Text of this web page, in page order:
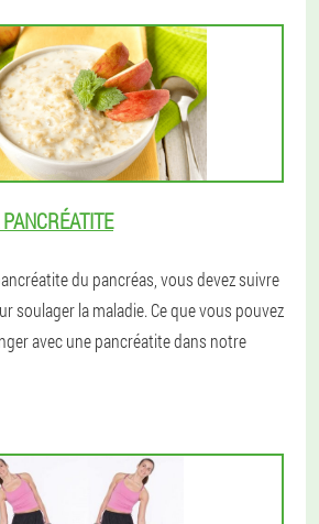
du pancréas, vous devez suivre
soulager la maladie. Ce que vous pouvez
avec une pancréatite dans notre